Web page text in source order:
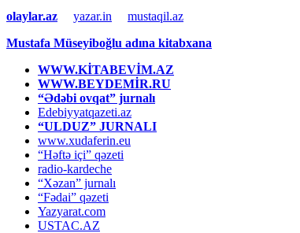
olaylar.az
yazar.in
mustaqil.az
Mustafa Müseyiboğlu adına kitabxana
WWW.KİTABEVİM.AZ
WWW.BEYDEMİR.RU
“Ədəbi ovqat” jurnalı
Edebiyyatqazeti.az
“ULDUZ” JURNALI
www.xudaferin.eu
“Həftə içi” qəzeti
radio-kardeche
“Xəzan” jurnalı
“Fədai” qəzeti
Yazyarat.com
USTAC.AZ